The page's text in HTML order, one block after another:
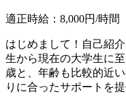
適正時給： 8,000円/時間
はじめまして！自己紹
生から現在の大学生に
歳と、年齢も比較的近
りに合ったサポートを